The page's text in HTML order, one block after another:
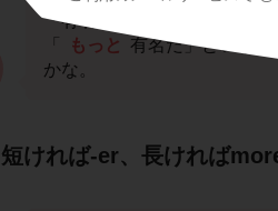
「有名だ」はfamousで表す
もっと
有名だ」というニ
かな。
短ければ-er、長ければ